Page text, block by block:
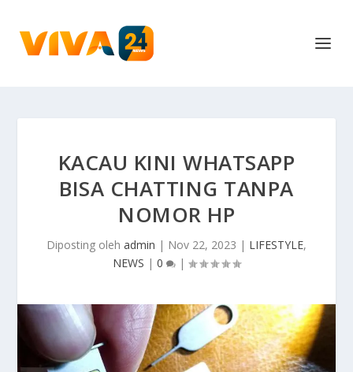
KACAU KINI WHATSAPP
BISA CHATTING TANPA
NOMOR HP
Diposting oleh admin | Nov 22, 2023 | LIFESTYLE,
NEWS | 0 |